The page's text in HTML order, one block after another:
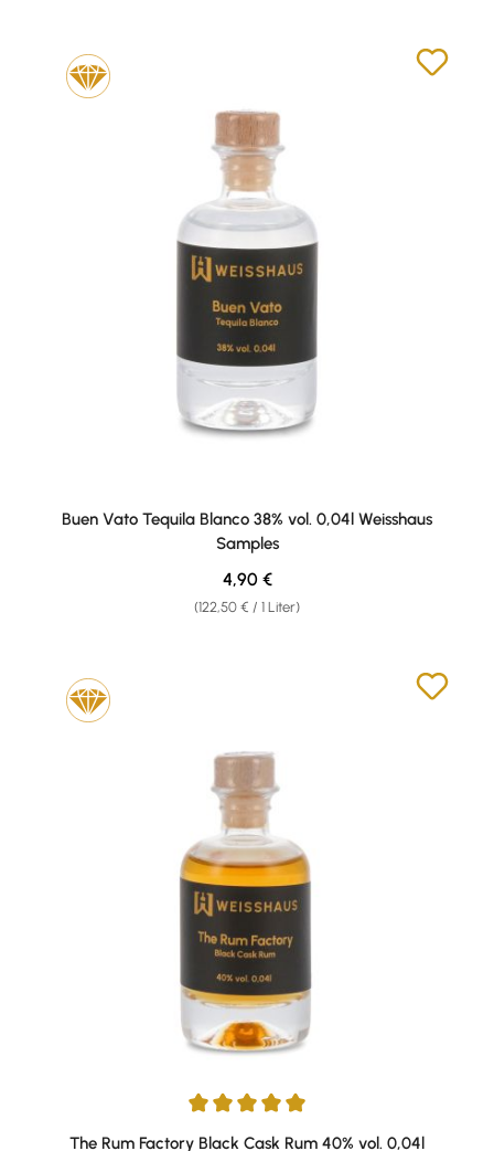
Buen Vato Tequila Blanco 38% vol. 0,04l Weisshaus
Samples
(122,50 € / 1 Liter)
Regulärer Preis:
4,90 €
Durchschnittliche Bewertung von 5 von 5 Sternen
The Rum Factory Black Cask Rum 40% vol. 0,04l